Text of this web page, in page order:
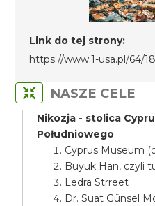
Link do tej strony:
https://www.1-usa.pl/64/
NASZE CELE
Nikozja - stolica
Południowego
Cyprus Museum
Buyuk Han, czyli
Ledra Strreet
Dr. Suat Günsel